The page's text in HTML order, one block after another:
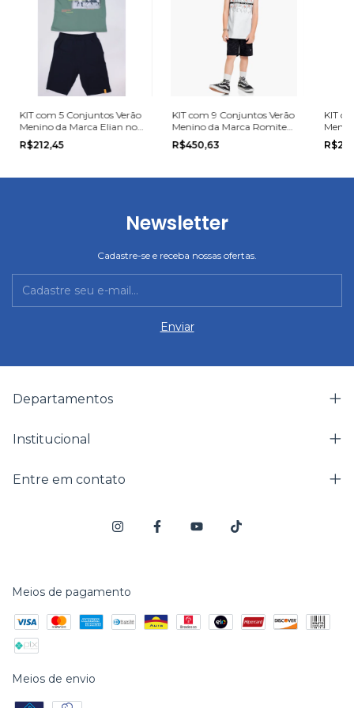
KIT com 5 Conjuntos Verão
Menino da Marca Elian no
tamanho 10, 12 ou 14.
R$212,45
KIT com 9 Conjuntos Verão
Menino da Marca Romitex
na grade do 4 ao 8
R$450,63
KIT
Newsletter
Cadastre-se e receba nossas ofertas.
Departamentos
Institucional
Entre em contato
Meios de pagamento
Meios de envio